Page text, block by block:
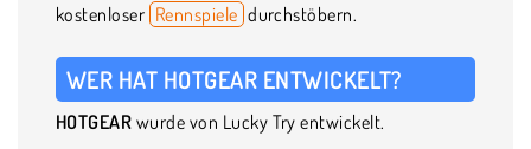
kostenloser Rennspiele durchstöbern.
WER HAT HOTGEAR ENTWICKELT?
HOTGEAR wurde von Lucky Try entwickelt.